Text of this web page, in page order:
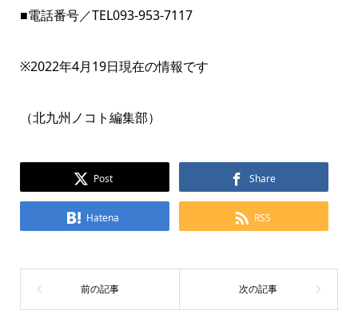
■電話番号／TEL093-953-7117
※2022年4月19日現在の情報です
（北九州ノコト編集部）
Post Share
Hatena RSS